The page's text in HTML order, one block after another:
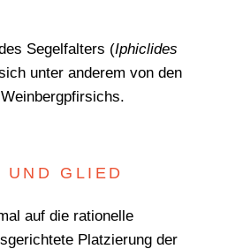
Segelfalters (Iphiclides
unter anderem von den
GLIED
auf die rationelle
Platzierung der